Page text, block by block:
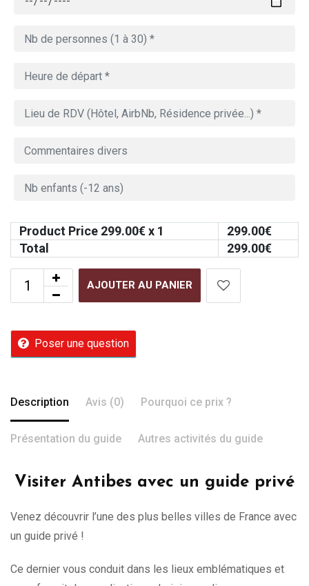
Product Price 299.00€ x 1 299.00€
Total
299.00€
AJOUTER AU PANIER
Poser une question
Description Avis (0) Pourquoi ce prix ?
Présentation du guide Autres activités du guide
Visiter Antibes avec un guide privé
Venez découvrir l’une des plus belles villes de France avec
un guide privé !
Ce dernier vous conduit dans les lieux emblématiques et